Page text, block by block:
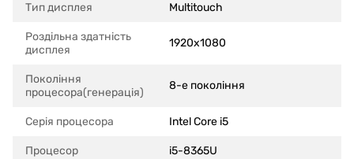
Тип дисплея Multitouch
Роздільна здатність
дисплея
1920x1080
Покоління
процесора(генерація)
8-е покоління
Серія процесора Intel Core i5
Процесор i5-8365U